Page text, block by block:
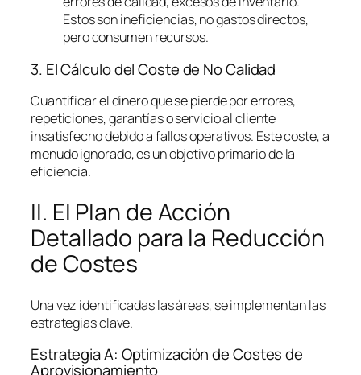
Estos son ineficiencias, no gastos directos,
pero consumen recursos.
3. El Cálculo del Coste de No Calidad
Cuantificar el dinero que se pierde por errores,
repeticiones, garantías o servicio al cliente
insatisfecho debido a fallos operativos. Este coste, a
menudo ignorado, es un objetivo primario de la
eficiencia.
II. El Plan de Acción
Detallado para la Reducción
de Costes
Una vez identificadas las áreas, se implementan las
estrategias clave.
Estrategia A: Optimización de Costes de
Aprovisionamiento